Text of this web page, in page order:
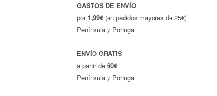
GASTOS DE ENVÍO
por 1,99€ (en pedidos mayores de 25€)
Península y Portugal
ENVÍO GRATIS
a partir de60€
Península y Portugal